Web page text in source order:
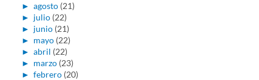
► agosto (21)
► julio (22)
► junio (21)
► mayo (22)
► abril (22)
► marzo (23)
► febrero (20)